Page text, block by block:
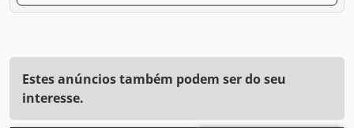
Estes anúncios também podem ser do seu
interesse.